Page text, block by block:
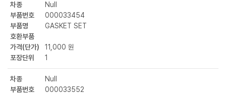
차종
Null
부품번호
000033454
부품명
GASKET SET
호환부품
가격(단가)
11,000 원
포장단위
1
차종
Null
부품번호
000033552